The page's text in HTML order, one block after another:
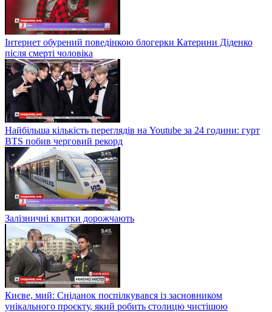
Інтернет обурений поведінкою блогерки Катерини Діденко
після смерті чоловіка
Найбільша кількість переглядів на Youtube за 24 години: гурт
BTS побив черговий рекорд
Залізничні квитки дорожчають
Києве, мий: Сніданок поспілкувався із засновником
унікального проєкту, який робить столицю чистішою